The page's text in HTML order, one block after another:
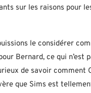
sur les raisons pour
le considérer
Bernard, ce qui n’est
de savoir
que Sims est